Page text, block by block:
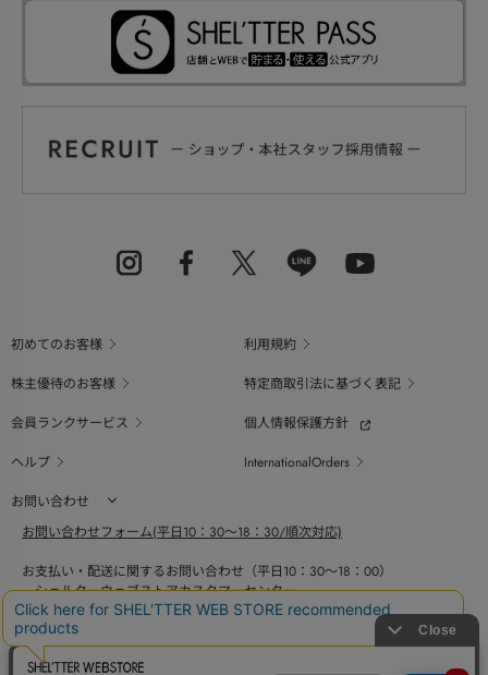
初めてのお客様
利用規約
株主優待のお客様
特定商取引法に基づく表記
会員ランクサービス
個人情報保護方針
ヘルプ
InternationalOrders
お問い合わせ
お問い合わせフォーム(平日10：30～18：30/順次対応)
お支払い・配送に関するお問い合わせ（平日10：30～18：00）
シェルターウェブストアカスタマーセンター
0800-123-6820
商品の素材、サイズ、仕様等に関するお問い合せ（平日10：30～18：00）
バロックジャパンリミテッドコールセンター
03-6730-9191